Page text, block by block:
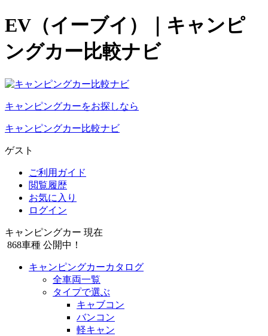
EV（イーブイ）｜キャンピ
ングカー比較ナビ
キャンピングカーをお探しなら
キャンピングカー比較ナビ
ゲスト
ご利用ガイド
閲覧履歴
お気に入り
ログイン
キャンピングカー 現在
868車種 公開中！
キャンピングカーカタログ
全車両一覧
タイプで選ぶ
キャブコン
バンコン
軽キャン